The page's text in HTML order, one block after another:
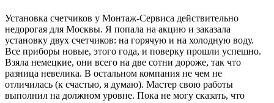
Установка счетчиков у Монтаж-Сервиса действительно
недорогая для Москвы. Я попала на акцию и заказала
установку двух счетчиков: на горячую и на холодную воду.
Все приборы новые, этого года, и поверку прошли успешно.
Взяла немецкие, они всего на две сотни дороже, так что
разница невелика. В остальном компания не чем не
отличилась (к счастью, я думаю). Мастер свою работы
выполнил на должном уровне. Пока не могу сказать, что